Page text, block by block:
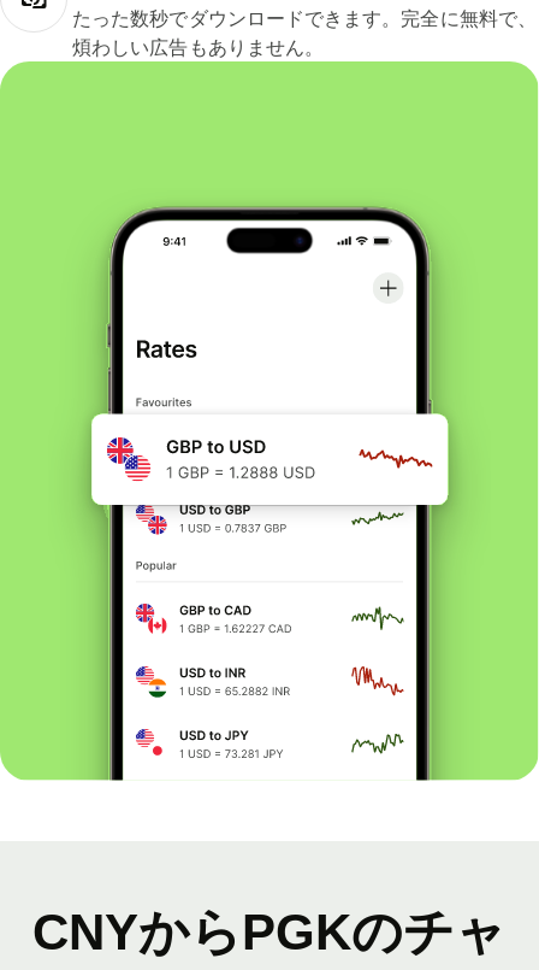
たった数秒でダウンロードできます。完全に無料で、
煩わしい広告もありません。
CNYからPGKのチャ